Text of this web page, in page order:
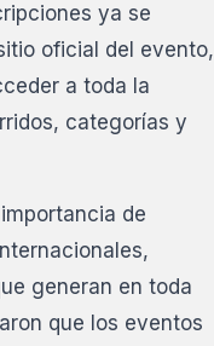
ya se
oficial del evento,
a toda la
categorías y
de
generan en toda
que los eventos